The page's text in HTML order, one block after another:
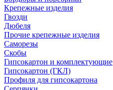
Крепежные изделия
Гвозди
Дюбеля
Прочие крепежные изделия
Саморезы
Скобы
Гипсокартон и комплектующие
Гипсокартон (ГКЛ)
Профиля для гипсокартона